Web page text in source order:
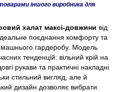
іншого виробника для
халат максі-довжини від
поєднання комфорту та
гардеробу. Модель
тенденцій: вільний крій на
рукави та практичні накладні
стильний вигляд, але й
дизайн дозволяє вибрати